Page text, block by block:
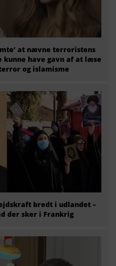
at nævne terroristens
kunne have gavn af at læse
og islamisme
bredt i udlandet –
der sker i Frankrig